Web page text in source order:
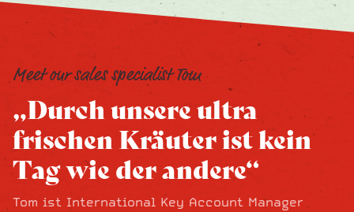
Meet our sales specialist Tom
„Durch unsere ultra
frischen Kräuter ist kein
Tag wie der andere“
Tom ist International Key Account Manager